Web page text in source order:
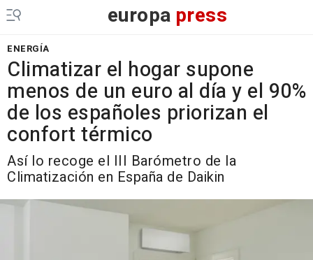
europa press
ENERGÍA
Climatizar el hogar supone
menos de un euro al día y el 90%
de los españoles priorizan el
confort térmico
Así lo recoge el III Barómetro de la
Climatización en España de Daikin